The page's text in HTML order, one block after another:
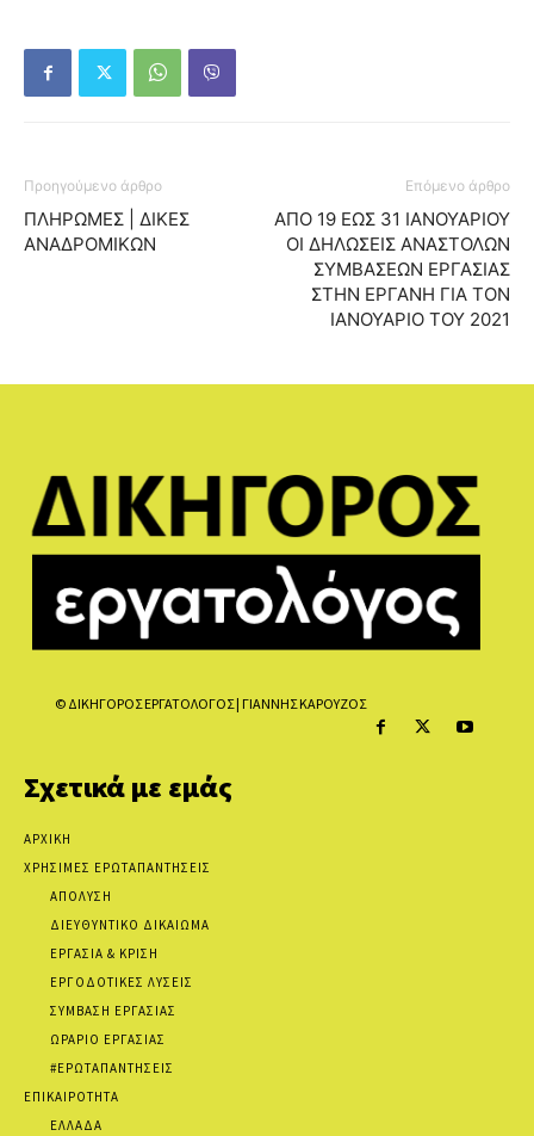
Προηγούμενο άρθρο
ΠΛΗΡΩΜΕΣ | ΔΙΚΕΣ
ΑΝΑΔΡΟΜΙΚΩΝ
Επόμενο άρθρο
ΑΠΟ 19 ΕΩΣ 31 ΙΑΝΟΥΑΡΙΟΥ
ΟΙ ΔΗΛΩΣΕΙΣ ΑΝΑΣΤΟΛΩΝ
ΣΥΜΒΑΣΕΩΝ ΕΡΓΑΣΙΑΣ
ΣΤΗΝ ΕΡΓΑΝΗ ΓΙΑ ΤΟΝ
ΙΑΝΟΥΑΡΙΟ ΤΟΥ 2021
© ΔΙΚΗΓΟΡΟΣ ΕΡΓΑΤΟΛΟΓΟΣ | ΓΙΑΝΝΗΣ ΚΑΡΟΥΖΟΣ
Σχετικά με εμάς
ΑΡΧΙΚΗ
ΧΡΗΣΙΜΕΣ ΕΡΩΤΑΠΑΝΤΗΣΕΙΣ
ΑΠΟΛΥΣΗ
ΔΙΕΥΘΥΝΤΙΚΟ ΔΙΚΑΙΩΜΑ
ΕΡΓΑΣΙΑ & ΚΡΙΣΗ
ΕΡΓΟΔΟΤΙΚΕΣ ΛΥΣΕΙΣ
ΣΥΜΒΑΣΗ ΕΡΓΑΣΙΑΣ
ΩΡΑΡΙΟ ΕΡΓΑΣΙΑΣ
#ΕΡΩΤΑΠΑΝΤΗΣΕΙΣ
ΕΠΙΚΑΙΡΟΤΗΤΑ
ΕΛΛΑΔΑ